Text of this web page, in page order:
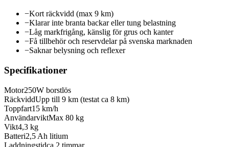
−Kort räckvidd (max 9 km)
−Klarar inte branta backar eller tung belastning
−Låg markfrigång, känslig för grus och kanter
−Få tillbehör och reservdelar på svenska marknaden
−Saknar belysning och reflexer
Specifikationer
Motor250W borstlös
RäckviddUpp till 9 km (testat ca 8 km)
Toppfart15 km/h
AnvändarviktMax 80 kg
Vikt4,3 kg
Batteri2,5 Ah litium
Laddningstidca 2 timmar